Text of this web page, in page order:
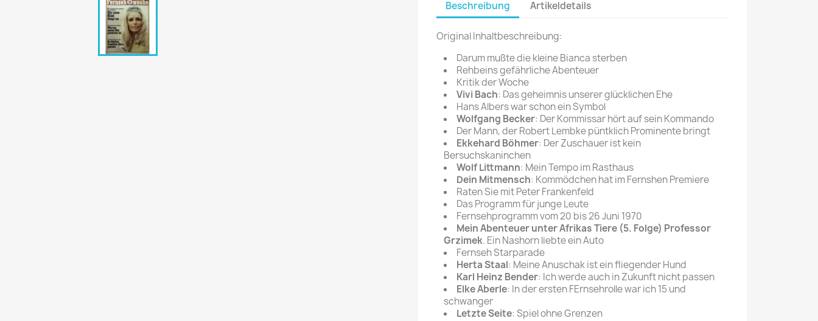
TAGES &
WOCHENZEITUNGEN
Bildzeitung
Frankfurter Allgemeine
Magazin
Frankfurter Illustrierte
Sonstige
Beschreibung Artikeldetails
Original Inhaltbeschreibung:
Darum mußte die kleine Bianca sterben
Rehbeins gefährliche Abenteuer
Kritik der Woche
Vivi Bach: Das geheimnis unserer glücklichen Ehe
Hans Albers war schon ein Symbol
Wolfgang Becker: Der Kommissar hört auf sein Kommando
Der Mann, der Robert Lembke püntklich Prominente bringt
Ekkehard Böhmer: Der Zuschauer ist kein
Bersuchskaninchen
Wolf Littmann: Mein Tempo im Rasthaus
Dein Mitmensch: Kommödchen hat im Fernshen Premiere
Raten Sie mit Peter Frankenfeld
Das Programm für junge Leute
Fernsehprogramm vom 20 bis 26 Juni 1970
Mein Abenteuer unter Afrikas Tiere (5. Folge) Professor
Grzimek. Ein Nashorn liebte ein Auto
Fernseh Starparade
Herta Staal: Meine Anuschak ist ein fliegender Hund
Karl Heinz Bender: Ich werde auch in Zukunft nicht passen
Elke Aberle: In der ersten FErnsehrolle war ich 15 und
schwanger
Letzte Seite: Spiel ohne Grenzen